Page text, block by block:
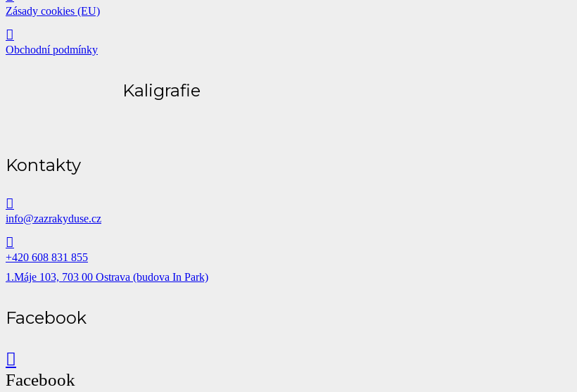
Zásady cookies (EU)
Obchodní podmínky
Kaligrafie
Kontakty
info@zazrakyduse.cz
+420 608 831 855
1.Máje 103, 703 00 Ostrava (budova In Park)
Facebook
Facebook